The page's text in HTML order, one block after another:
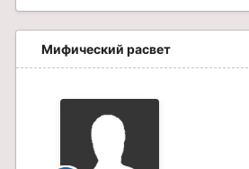
Мифический расвет